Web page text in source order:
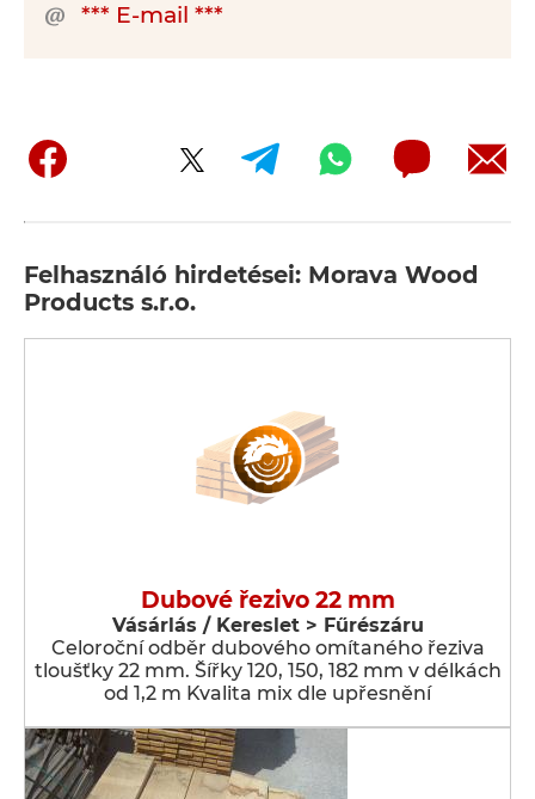
*** E-mail ***
Felhasználó hirdetései: Morava Wood
Products s.r.o.
Dubové řezivo 22 mm
Vásárlás / Kereslet > Fűrészáru
Celoroční odběr dubového omítaného řeziva
tloušťky 22 mm. Šířky 120, 150, 182 mm v délkách
od 1,2 m Kvalita mix dle upřesnění